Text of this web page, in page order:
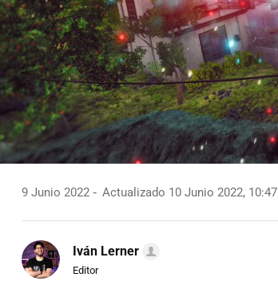
9 Junio 2022 Actualizado 10 Junio 2022, 10:47
Iván Lerner
Editor